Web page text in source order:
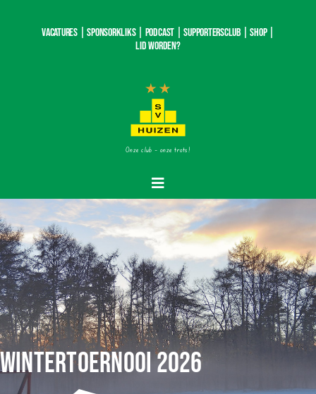
Vacatures | SponsorKliks | Podcast |Supportersclub|Shop|
Lid worden?
Onze club – onze trots!
Toggle
Navigatie
Home
Nieuws
Teams
Wedstrijden
Wintertoernooi 2026